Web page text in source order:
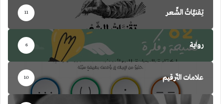
تِقنيَّاتُ الشِّعر 11
رواية 6
علامات التّرقيم 10